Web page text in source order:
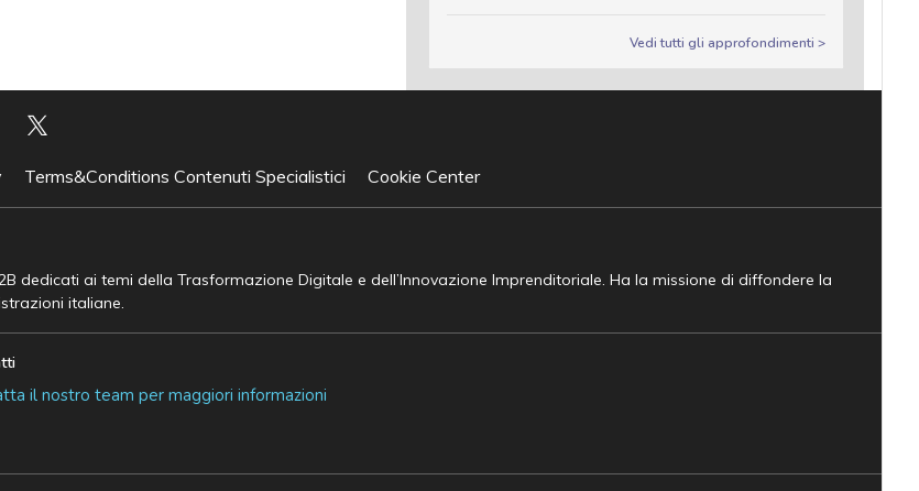
Vedi tutti gli approfondimenti >
Terms&Conditions Contenuti Specialistici Cookie Center
dedicati ai temi della Trasformazione Digitale e dell’Innovazione Imprenditoriale. Ha la missione di diffondere la
italiane.
il nostro team per maggiori informazioni